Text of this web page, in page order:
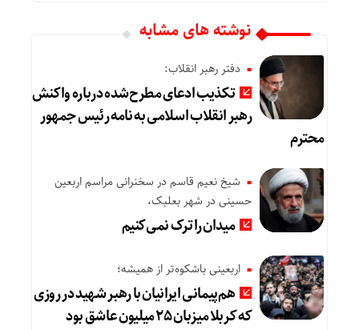
نوشته های مشابه
دفتر رهبر انقلاب:
تکذیب ادعای مطرح‌شده درباره واکنش
رهبر انقلاب اسلامی به نامه رئیس جمهور
محترم
شیخ نعیم قاسم در سخنرانی مراسم اربعین
حسینی در شهر بعلبک،
میدان را ترک نمی‌کنیم
اربعینی باشکوه‌تر از همیشه؛
هم‌پیمانی ایرانیان با رهبر شهید در روزی
که کربلا میزبان ۲۵ میلیون عاشق بود